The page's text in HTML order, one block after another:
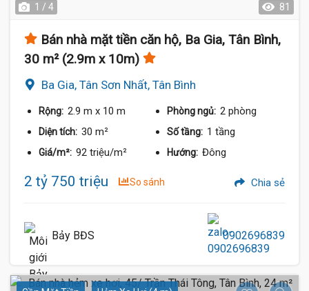
1 / 4 81
Bán nhà mặt tiền căn hộ, Ba Gia, Tân Bình,
30 m² (2.9m x 10m)
Ba Gia, Tân Sơn Nhất, Tân Bình
Rộng: 2.9 m x 10 m Phòng ngủ: 2 phòng
Diện tích: 30 m² Số tầng: 1 tầng
Giá/m²: 92 triệu/m² Hướng: Đông
2 tỷ 750 triệu So sánh Chia sẻ
Bảy BĐS 0902696839